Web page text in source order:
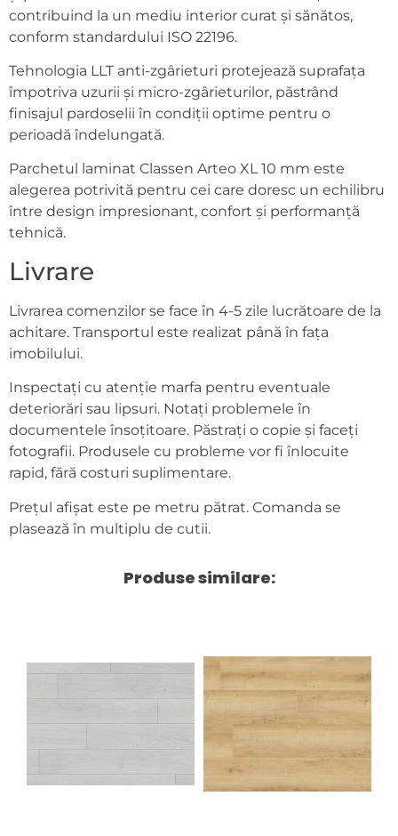
contribuind la un mediu interior curat și sănătos,
conform standardului ISO 22196.
Tehnologia LLT anti-zgârieturi protejează suprafața
împotriva uzurii și micro-zgârieturilor, păstrând
finisajul pardoselii în condiții optime pentru o
perioadă îndelungată.
Parchetul laminat Classen Arteo XL 10 mm este
alegerea potrivită pentru cei care doresc un echilibru
între design impresionant, confort și performanță
tehnică.
Livrare
Livrarea comenzilor se face în 4-5 zile lucrătoare de la
achitare. Transportul este realizat până în fața
imobilului.
Inspectați cu atenție marfa pentru eventuale
deteriorări sau lipsuri. Notați problemele în
documentele însoțitoare. Păstrați o copie și faceți
fotografii. Produsele cu probleme vor fi înlocuite
rapid, fără costuri suplimentare.
Prețul afișat este pe metru pătrat. Comanda se
plasează în multiplu de cutii.
Produse similare: